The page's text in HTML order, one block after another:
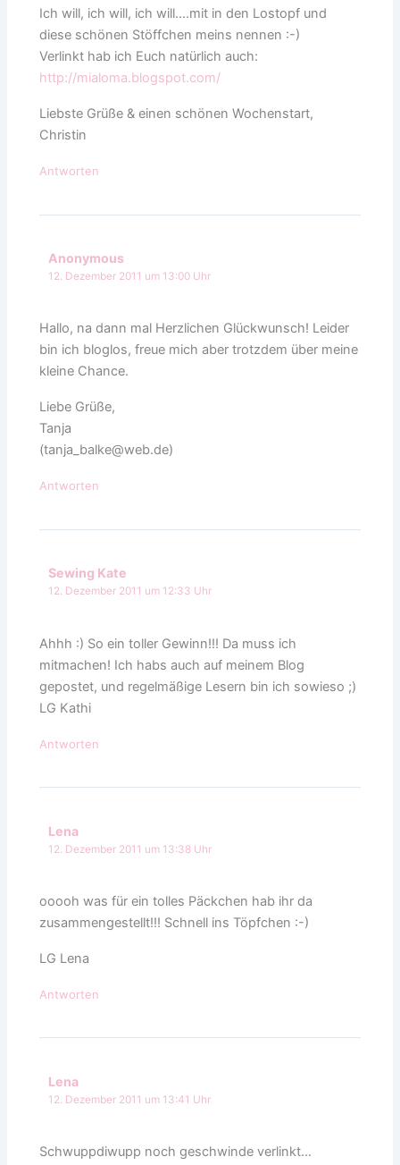
Ich will, ich will, ich will….mit in den Lostopf und
diese schönen Stöffchen meins nennen :-)
Verlinkt hab ich Euch natürlich auch:
http://mialoma.blogspot.com/
Liebste Grüße & einen schönen Wochenstart,
Christin
Antworten
Anonymous
12. Dezember 2011 um 13:00 Uhr
Hallo, na dann mal Herzlichen Glückwunsch! Leider
bin ich bloglos, freue mich aber trotzdem über meine
kleine Chance.
Liebe Grüße,
Tanja
(tanja_balke@web.de)
Antworten
Sewing Kate
12. Dezember 2011 um 12:33 Uhr
Ahhh :) So ein toller Gewinn!!! Da muss ich
mitmachen! Ich habs auch auf meinem Blog
gepostet, und regelmäßige Lesern bin ich sowieso ;)
LG Kathi
Antworten
Lena
12. Dezember 2011 um 13:38 Uhr
ooooh was für ein tolles Päckchen hab ihr da
zusammengestellt!!! Schnell ins Töpfchen :-)
LG Lena
Antworten
Lena
12. Dezember 2011 um 13:41 Uhr
Schwuppdiwupp noch geschwinde verlinkt…